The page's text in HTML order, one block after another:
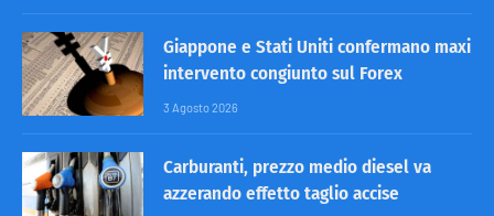
Giappone e Stati Uniti confermano maxi
intervento congiunto sul Forex
3 Agosto 2026
Carburanti, prezzo medio diesel va
azzerando effetto taglio accise